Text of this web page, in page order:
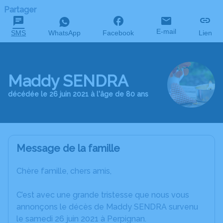
Partager
SMS WhatsApp Facebook E-mail Lien
Maddy SENDRA
décédée le 26 juin 2021 à l'âge de 80 ans
Message de la famille
Chère famille, chers amis,
C’est avec une grande tristesse que nous vous
annonçons le décès de Maddy SENDRA survenu
le samedi 26 juin 2021 à Perpignan.